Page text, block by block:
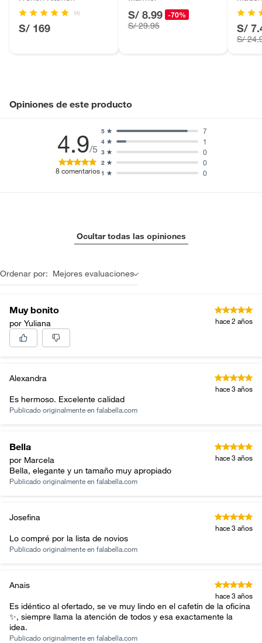
Licores y cigarros electrónicos.
(4)
S/ 169
S/ 8.99 -70%
S/ 29.95 S/
S/
Opiniones de este producto
4.9/5
8 comentarios1 0
2 0
3 0
4 1
5 7
Ocultar todas las opiniones
Ordenar por: Mejores evaluaciones
Muy bonito
por Yuliana hace 2 años
Alexandra
hace 3 años
Es hermoso. Excelente calidad
Publicado originalmente en falabella.com
Bella
por Marcela hace 3 años
Bella, elegante y un tamaño muy apropiado
Publicado originalmente en falabella.com
Josefina
hace 3 años
Lo compré por la lista de novios
Publicado originalmente en falabella.com
Anais
hace 3 años
Es idéntico al ofertado, se ve muy lindo en el cafetín de la oficina
✨, siempre llama la atención de todos y esa exactamente la
idea.
Publicado originalmente en falabella.com